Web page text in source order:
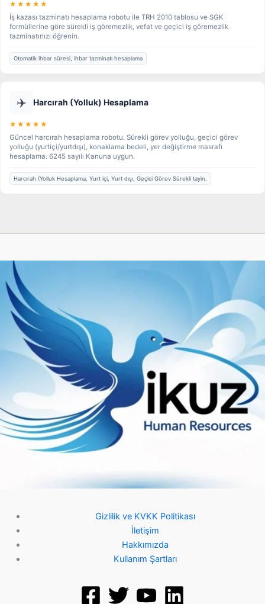
★★★★★
İş kazası tazminatı hesaplama robotu ile TRH 2010 tablosu ve SGK
formüllerine göre sürekli iş göremezlik, vefat ve geçici iş göremezlik
tazminatınızı öğrenin.
Otomatik ihbar süresi, ihbar tazminatı hesaplama
✈️ Harcırah (Yolluk) Hesaplama
★★★★★
Güncel harcırah hesaplama robotu. Sürekli görev yolluğu, geçici görev
yolluğu (yurtiçi/yurtdışı), konaklama bedeli, yer değiştirme masrafı
hesaplama. 6245 sayılı Kanuna uygun.
Harcırah (Yolluk Hesaplama, Yurt içi, Yurt dışı, Geçici Görev Sürekli tayin.
Gizlilik ve KVKK Politikası
İletişim
Hakkımızda
Kullanım Şartları